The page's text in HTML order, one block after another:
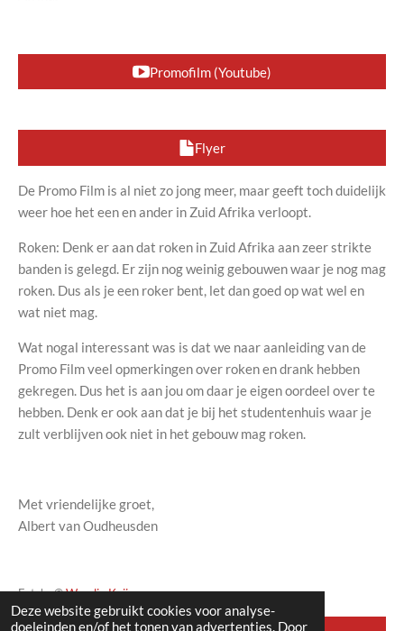
Deze website gebruikt cookies voor analyse-
doeleinden en/of het tonen van advertenties. Door
Promofilm (Youtube)
Flyer
De Promo Film is al niet zo jong meer, maar geeft toch duidelijk
weer hoe het een en ander in Zuid Afrika verloopt.
Roken: Denk er aan dat roken in Zuid Afrika aan zeer strikte
banden is gelegd. Er zijn nog weinig gebouwen waar je nog mag
roken. Dus als je een roker bent, let dan goed op wat wel en
wat niet mag.
Wat nogal interessant was is dat we naar aanleiding van de
Promo Film veel opmerkingen over roken en drank hebben
gekregen. Dus het is aan jou om daar je eigen oordeel over te
hebben. Denk er ook aan dat je bij het studentenhuis waar je
zult verblijven ook niet in het gebouw mag roken.
Met vriendelijke groet,
Albert van Oudheusden
Foto's: ©Wendie Kaijser